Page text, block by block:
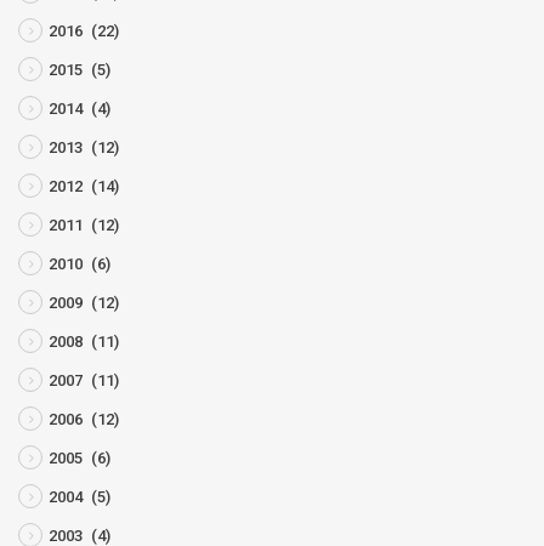
2016 (22)
2015 (5)
2014 (4)
2013 (12)
2012 (14)
2011 (12)
2010 (6)
2009 (12)
2008 (11)
2007 (11)
2006 (12)
2005 (6)
2004 (5)
2003 (4)